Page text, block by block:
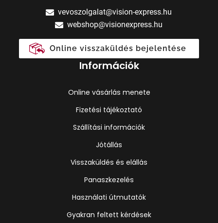
vevoszolgalat@vision-express.hu
webshop@visionexpress.hu
Online visszaküldés bejelentése
Információk
Online vásárlás menete
Fizetési tájékoztató
Szállítási információk
Jótállás
Visszaküldés és elállás
Panaszkezelés
Használati útmutatók
Gyakran feltett kérdések